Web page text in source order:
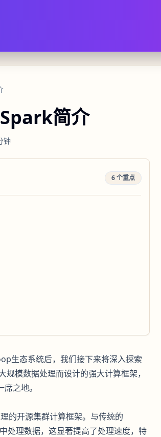
简介
钟
6 个重点
生态系统后，我们接下来将深入探索
模数据处理而设计的强大计算框架，
之地。
的开源集群计算框架。与传统的
处理数据，这显著提高了处理速度，特